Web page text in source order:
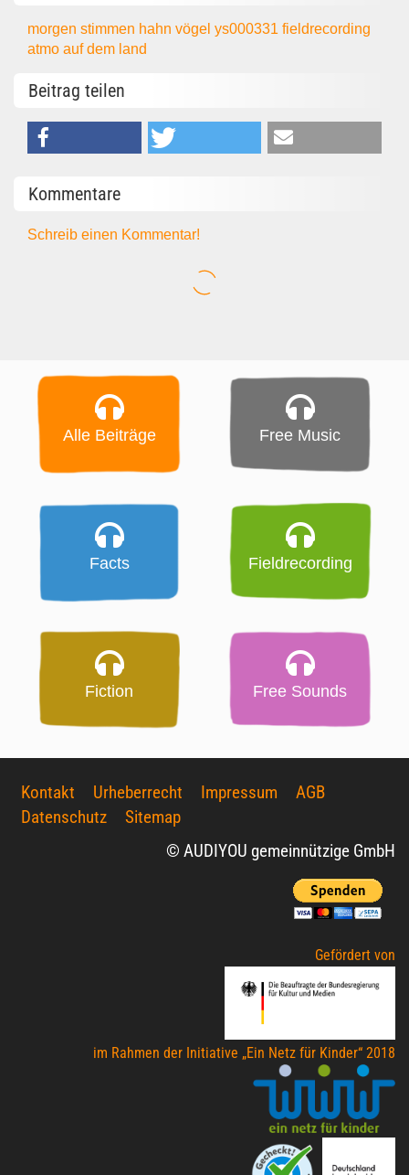
morgenstimmen hahnvögelys000331fieldrecording
atmoauf dem land
Beitrag teilen
Kommentare
Schreib einen Kommentar!
Alle Beiträge Free Music
Facts Fieldrecording
Fiction Free Sounds
Kontakt Urheberrecht Impressum
AGB
Datenschutz
Sitemap
© AUDIYOU gemeinnützige GmbH
Gefördert von
im Rahmen der Initiative „Ein Netz für Kinder“ 2018